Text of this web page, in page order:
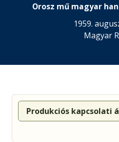
Orosz mű magyar
1959.
Magyar
Produkciós kapcsolati